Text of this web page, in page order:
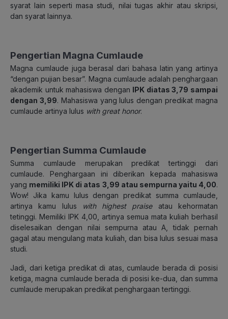
syarat lain seperti masa studi, nilai tugas akhir atau skripsi,
dan syarat lainnya.
Pengertian Magna Cumlaude
Magna cumlaude juga berasal dari bahasa latin yang artinya
“dengan pujian besar”. Magna cumlaude adalah penghargaan
akademik untuk mahasiswa dengan IPK diatas 3,79 sampai
dengan 3,99. Mahasiswa yang lulus dengan predikat magna
cumlaude artinya lulus with great honor.
Pengertian Summa Cumlaude
Summa cumlaude merupakan predikat tertinggi dari
cumlaude. Penghargaan ini diberikan kepada mahasiswa
yang memiliki IPK di atas 3,99 atau sempurna yaitu 4,00.
Wow! Jika kamu lulus dengan predikat summa cumlaude,
artinya kamu lulus
with highest praiseatau kehormatan
tetinggi. Memiliki IPK 4,00, artinya semua mata kuliah berhasil
diselesaikan dengan nilai sempurna atau A, tidak pernah
gagal atau mengulang mata kuliah, dan bisa lulus sesuai masa
studi.
Jadi, dari ketiga predikat di atas, cumlaude berada di posisi
ketiga, magna cumlaude berada di posisi ke-dua, dan summa
cumlaude merupakan predikat penghargaan tertinggi.